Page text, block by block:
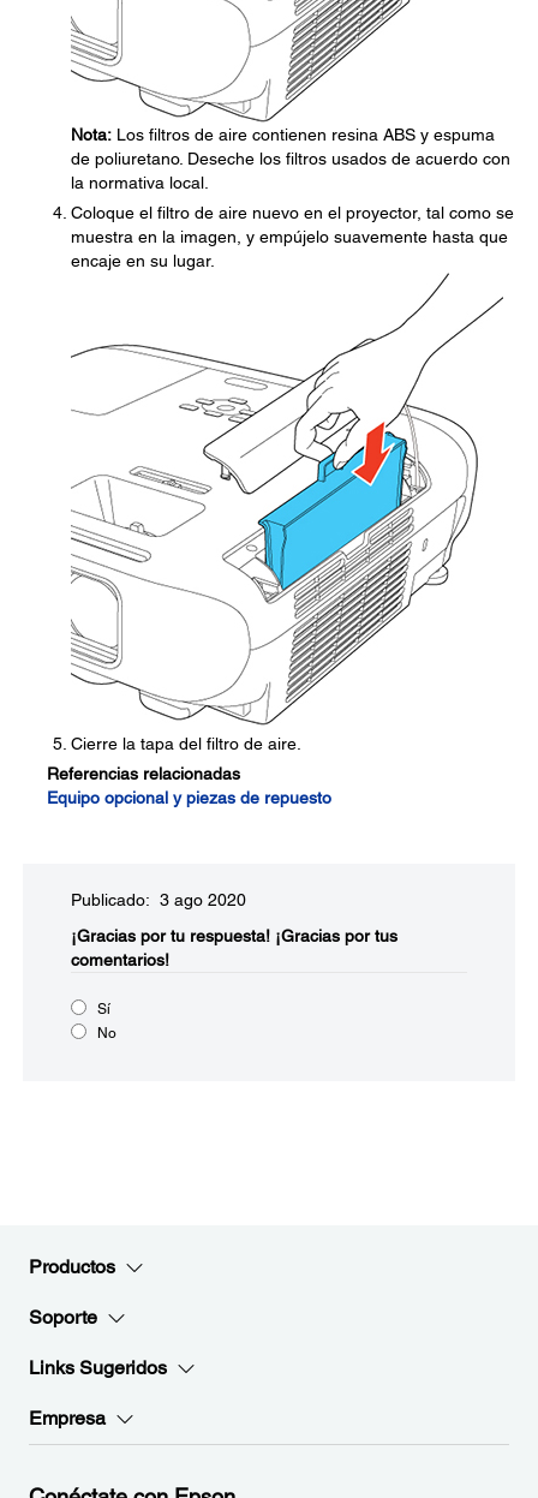
Nota: Los filtros de aire contienen resina ABS y espuma
de poliuretano. Deseche los filtros usados de acuerdo con
la normativa local.
Coloque el filtro de aire nuevo en el proyector, tal como se
muestra en la imagen, y empújelo suavemente hasta que
encaje en su lugar.
Cierre la tapa del filtro de aire.
Referencias relacionadas
Equipo opcional y piezas de repuesto
Publicado: 3 ago 2020
¡Gracias por tu respuesta! ¡Gracias por tus
comentarios!
Sí
No
Productos
Soporte
Links Sugeridos
Empresa